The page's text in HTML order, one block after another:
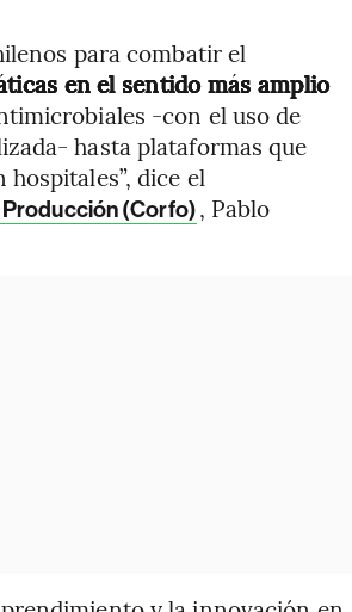
para combatir el
en el sentido más amplio
-con el uso de
hasta plataformas que
dice el
(Corfo), Pablo